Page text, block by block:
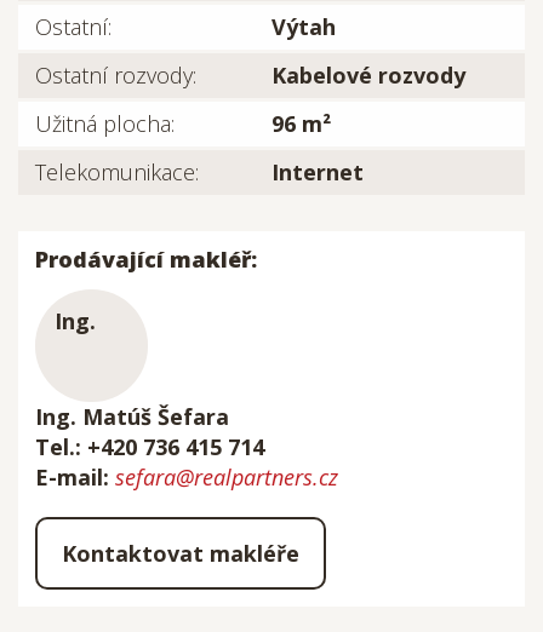
Ostatní:
Výtah
Ostatní rozvody:
Kabelové rozvody
Užitná plocha:
96 m²
Telekomunikace:
Internet
Prodávající makléř:
Ing. Matúš Šefara
Tel.: +420 736 415 714
E-mail: sefara@realpartners.cz
Kontaktovat makléře